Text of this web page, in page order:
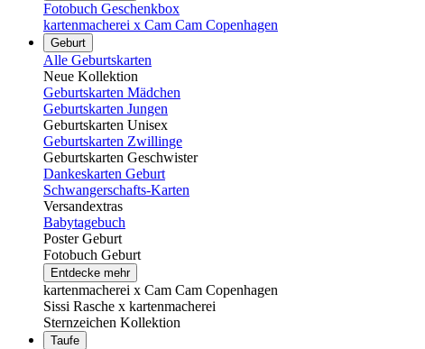
Fotobuch Geschenkbox
kartenmacherei x Cam Cam Copenhagen
Geburt
Alle Geburtskarten
Neue Kollektion
Geburtskarten Mädchen
Geburtskarten Jungen
Geburtskarten Unisex
Geburtskarten Zwillinge
Geburtskarten Geschwister
Dankeskarten Geburt
Schwangerschafts-Karten
Versandextras
Babytagebuch
Poster Geburt
Fotobuch Geburt
Entdecke mehr
kartenmacherei x Cam Cam Copenhagen
Sissi Rasche x kartenmacherei
Sternzeichen Kollektion
Taufe